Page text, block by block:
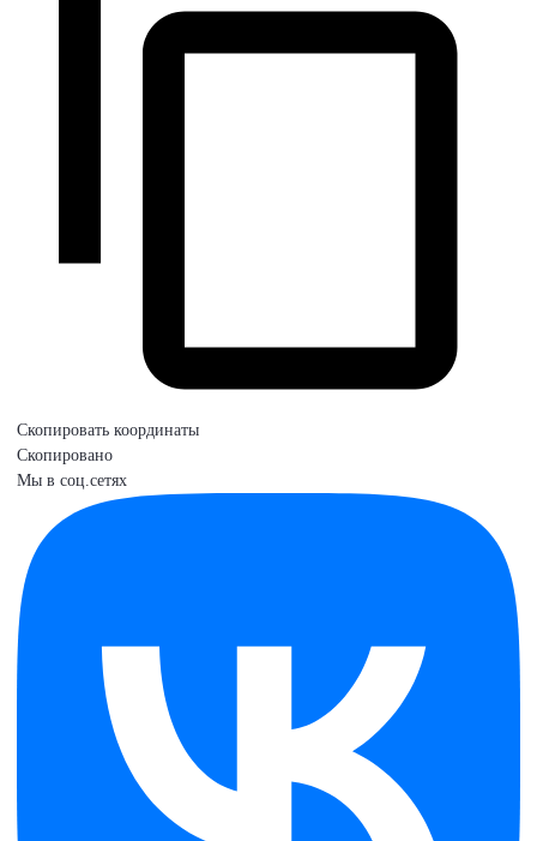
Скопировать координаты
Скопировано
Мы в соц.сетях